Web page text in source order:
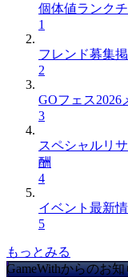
個体値ランク
1
フレンド募集
2
GOフェス2026
3
スペシャルリ
酬
4
イベント最新
5
もっとみる
GameWithからのお